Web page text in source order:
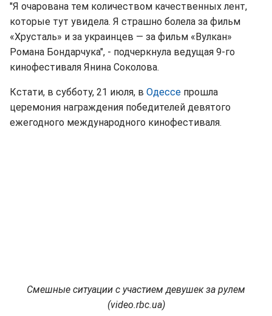
"Я очарована тем количеством качественных лент,
которые тут увидела. Я страшно болела за фильм
«Хрусталь» и за украинцев — за фильм «Вулкан»
Романа Бондарчука", - подчеркнула ведущая 9-го
кинофестиваля Янина Соколова.
Кстати, в субботу, 21 июля, в Одессе прошла
церемония награждения победителей девятого
ежегодного международного кинофестиваля.
Смешные ситуации с участием девушек за рулем
(video.rbc.ua)